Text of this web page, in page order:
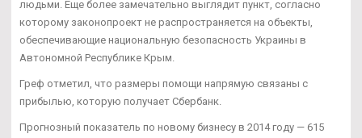
людьми. Еще более замечательно выглядит пункт, согласно
которому законопроект не распространяется на объекты,
обеспечивающие национальную безопасность Украины в
Автономной Республике Крым.
Греф отметил, что размеры помощи напрямую связаны с
прибылью, которую получает Сбербанк.
Прогнозный показатель по новому бизнесу в 2014 году — 615